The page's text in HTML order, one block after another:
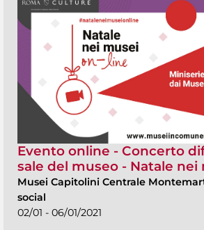
Evento online - Concerto
sale del museo - Natale nei
Musei Capitolini Centrale
social
02/01 - 06/01/2021